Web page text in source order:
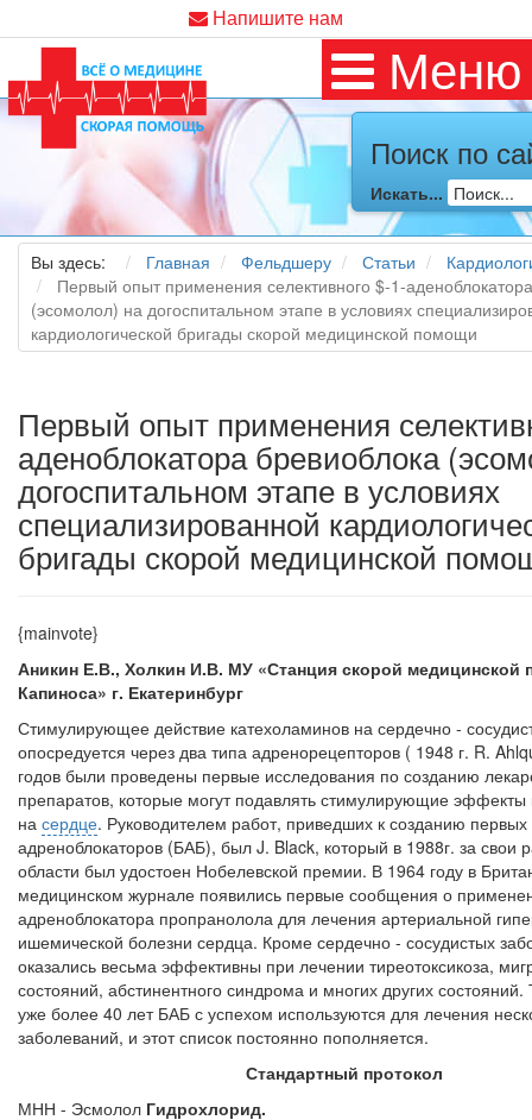
Напишите нам
Меню
Поиск по
Искать...
Вы здесь: Главная Фельдшеру Статьи
Первый опыт применения селективного $-1-
(эсомолол) на догоспитальном этапе в условиях
кардиологической бригады скорой медицинской помощи
Первый опыт применения
аденоблокатора бревиоблока
догоспитальном этапе в условиях
специализированной
бригады скорой медицинской
{mainvote}
Аникин Е.В., Холкин И.В. МУ «Станция скорой
Капиноса» г. Екатеринбург
Стимулирующее действие катехоламинов на сердечно -
опосредуется через два типа адренорецепторов ( 1948 г. R.
годов были проведены первые исследования по созданию
препаратов, которые могут подавлять стимули­рующие эффекты
на сердце. Руководителем работ, при­ведших к созданию
адреноблокаторов (БАБ), был J. Black, который в 1988г. за свои
области был удостоен Нобелевс­кой премии. В 1964 году в
медицинском журнале появились первые сообщения о
адреноблокатора пропранолола для лечения артериальной
ишемической болезни сердца. Кроме сердечно - сосудистых
оказались весьма эффективны при лечении тиреотоксикоза,
состояний, абстинен­тного синдрома и многих других
уже более 40 лет БАБ с успехом используются для лечения
заболеваний, и этот список постоянно пополняется.
Стандартный протокол
МНН - Эсмолол Гидрохлорид.